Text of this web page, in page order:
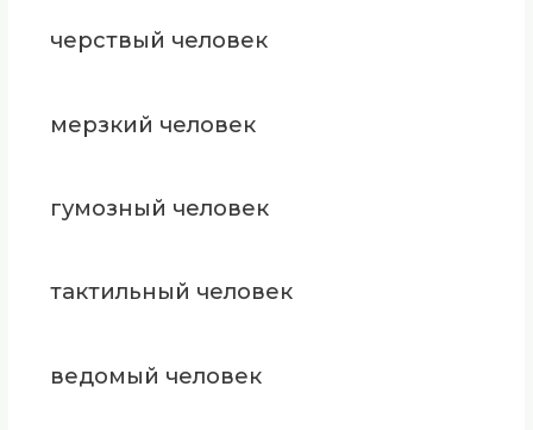
черствый человек
мерзкий человек
гумозный человек
тактильный человек
ведомый человек